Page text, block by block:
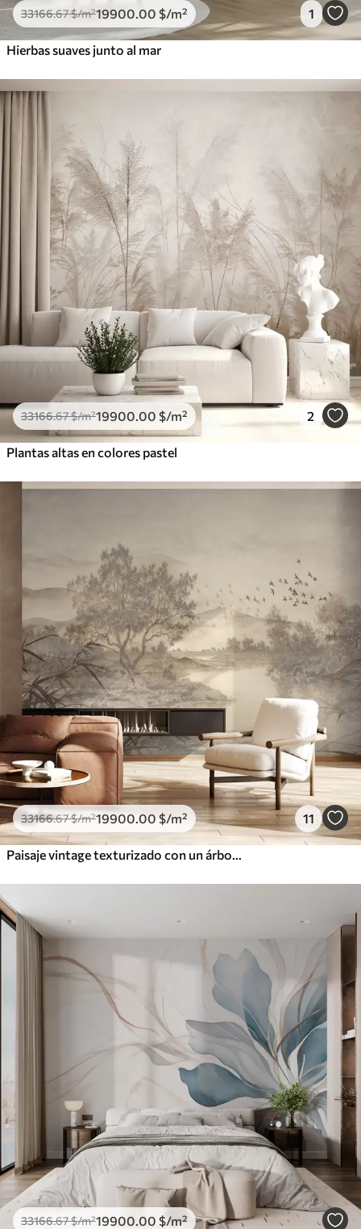
33166.67$/m²19900 .00 $/m² 1
Hierbas suaves junto al mar
33166.67$/m²19900 .00 $/m² 2
Plantas altas en colores pastel
33166.67$/m²19900 .00 $/m² 11
33166.67$/m²19900 .00 $/m²